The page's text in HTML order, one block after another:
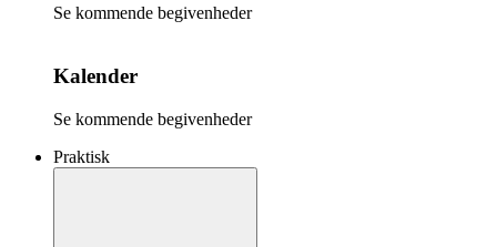
Se kommende begivenheder
Kalender
Se kommende begivenheder
Praktisk